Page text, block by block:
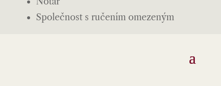
Společnost s ručením omezeným